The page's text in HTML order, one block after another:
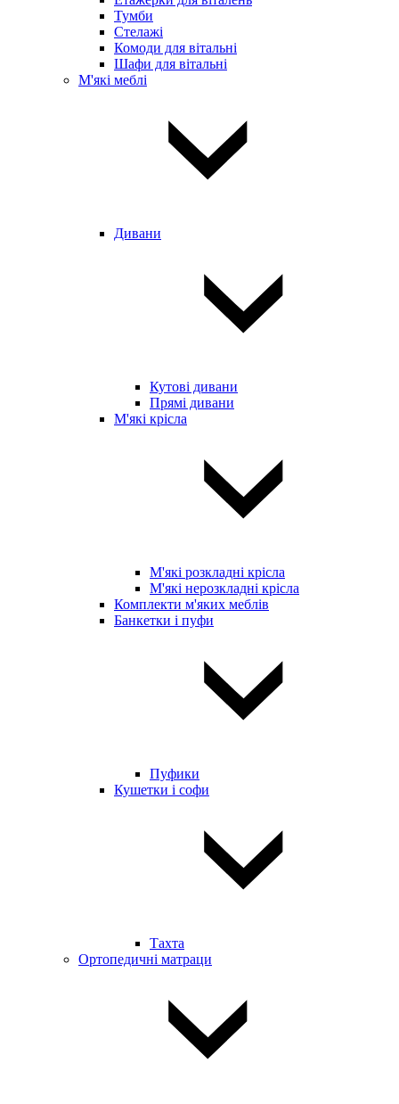
Тумби
Стелажі
Комоди для вітальні
Шафи для вітальні
М'які меблі
Дивани
Кутові дивани
Прямі дивани
М'які крісла
М'які розкладні крісла
М'які нерозкладні крісла
Комплекти м'яких меблів
Банкетки і пуфи
Пуфики
Кушетки і софи
Тахта
Ортопедичні матраци